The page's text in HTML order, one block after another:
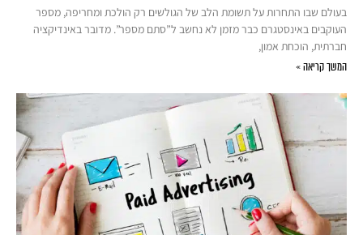
בעולם שבו התחרות על תשומת הלב של הגולשים רק הולכת ומחריפה, מספר
העוקבים באינסטגרם כבר מזמן לא נחשב ל”סתם מספר”. מדובר באינדיקציה
חברתית, הוכחת אמון,
המשך קריאה »